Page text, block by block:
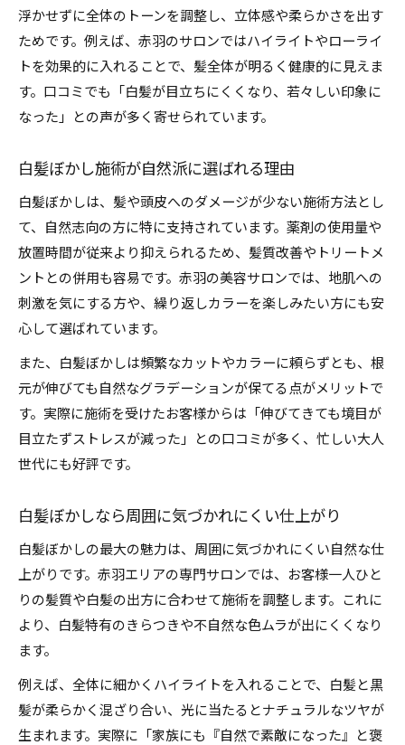
浮かせずに全体のトーンを調整し、立体感や柔らかさを出す
ためです。例えば、赤羽のサロンではハイライトやローライ
トを効果的に入れることで、髪全体が明るく健康的に見えま
す。口コミでも「白髪が目立ちにくくなり、若々しい印象に
なった」との声が多く寄せられています。
白髪ぼかし施術が自然派に選ばれる理由
白髪ぼかしは、髪や頭皮へのダメージが少ない施術方法とし
て、自然志向の方に特に支持されています。薬剤の使用量や
放置時間が従来より抑えられるため、髪質改善やトリートメ
ントとの併用も容易です。赤羽の美容サロンでは、地肌への
刺激を気にする方や、繰り返しカラーを楽しみたい方にも安
心して選ばれています。
また、白髪ぼかしは頻繁なカットやカラーに頼らずとも、根
元が伸びても自然なグラデーションが保てる点がメリットで
す。実際に施術を受けたお客様からは「伸びてきても境目が
目立たずストレスが減った」との口コミが多く、忙しい大人
世代にも好評です。
白髪ぼかしなら周囲に気づかれにくい仕上がり
白髪ぼかしの最大の魅力は、周囲に気づかれにくい自然な仕
上がりです。赤羽エリアの専門サロンでは、お客様一人ひと
りの髪質や白髪の出方に合わせて施術を調整します。これに
より、白髪特有のきらつきや不自然な色ムラが出にくくなり
ます。
例えば、全体に細かくハイライトを入れることで、白髪と黒
髪が柔らかく混ざり合い、光に当たるとナチュラルなツヤが
生まれます。実際に「家族にも『自然で素敵になった』と褒